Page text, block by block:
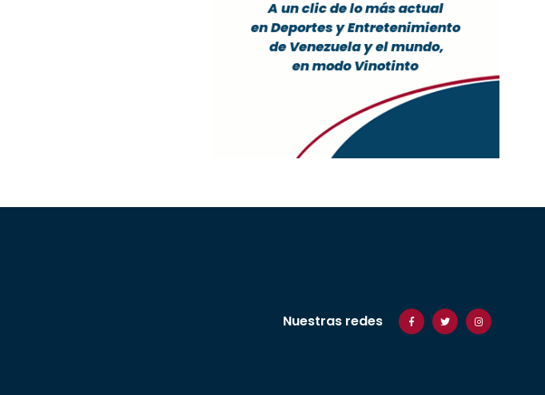
Nuestras redes